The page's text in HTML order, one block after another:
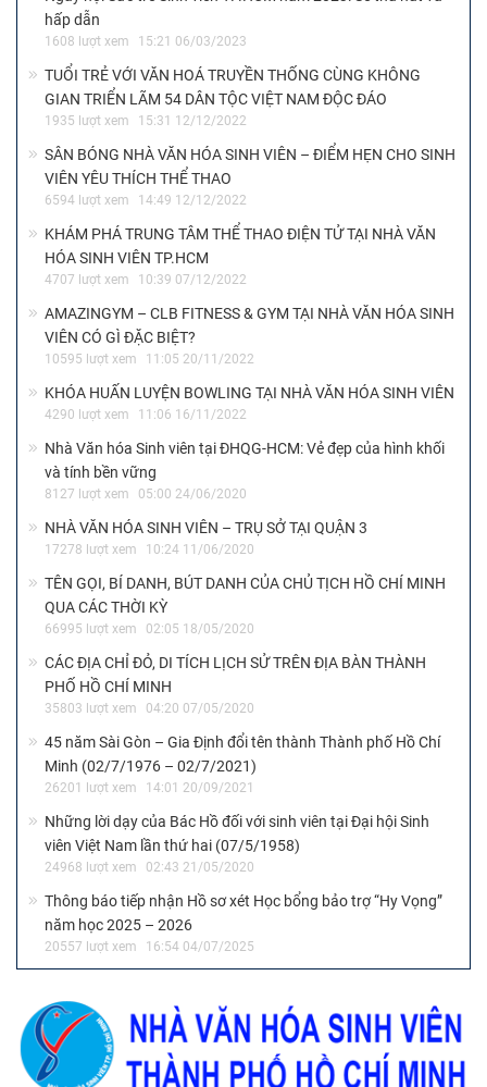
hấp dẫn
1608 lượt xem 15:21 06/03/2023
TUỔI TRẺ VỚI VĂN HOÁ TRUYỀN THỐNG CÙNG KHÔNG
GIAN TRIỂN LÃM 54 DÂN TỘC VIỆT NAM ĐỘC ĐÁO
1935 lượt xem 15:31 12/12/2022
SÂN BÓNG NHÀ VĂN HÓA SINH VIÊN – ĐIỂM HẸN CHO SINH
VIÊN YÊU THÍCH THỂ THAO
6594 lượt xem 14:49 12/12/2022
KHÁM PHÁ TRUNG TÂM THỂ THAO ĐIỆN TỬ TẠI NHÀ VĂN
HÓA SINH VIÊN TP.HCM
4707 lượt xem 10:39 07/12/2022
AMAZINGYM – CLB FITNESS & GYM TẠI NHÀ VĂN HÓA SINH
VIÊN CÓ GÌ ĐẶC BIỆT?
10595 lượt xem 11:05 20/11/2022
KHÓA HUẤN LUYỆN BOWLING TẠI NHÀ VĂN HÓA SINH VIÊN
4290 lượt xem 11:06 16/11/2022
Nhà Văn hóa Sinh viên tại ĐHQG-HCM: Vẻ đẹp của hình khối
và tính bền vững
8127 lượt xem 05:00 24/06/2020
NHÀ VĂN HÓA SINH VIÊN – TRỤ SỞ TẠI QUẬN 3
17278 lượt xem 10:24 11/06/2020
TÊN GỌI, BÍ DANH, BÚT DANH CỦA CHỦ TỊCH HỒ CHÍ MINH
QUA CÁC THỜI KỲ
66995 lượt xem 02:05 18/05/2020
CÁC ĐỊA CHỈ ĐỎ, DI TÍCH LỊCH SỬ TRÊN ĐỊA BÀN THÀNH
PHỐ HỒ CHÍ MINH
35803 lượt xem 04:20 07/05/2020
45 năm Sài Gòn – Gia Định đổi tên thành Thành phố Hồ Chí
Minh (02/7/1976 – 02/7/2021)
26201 lượt xem 14:01 20/09/2021
Những lời dạy của Bác Hồ đối với sinh viên tại Đại hội Sinh
viên Việt Nam lần thứ hai (07/5/1958)
24968 lượt xem 02:43 21/05/2020
Thông báo tiếp nhận Hồ sơ xét Học bổng bảo trợ “Hy Vọng”
năm học 2025 – 2026
20557 lượt xem 16:54 04/07/2025